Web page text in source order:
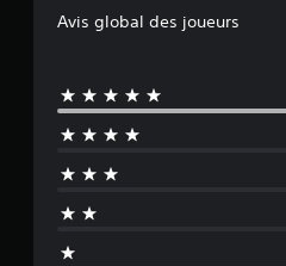
Avis global des joueurs